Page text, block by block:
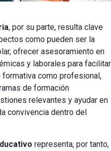
, por su parte, resulta clave
como pueden ser la
ofrecer asesoramiento en
y laborales para facilitar
como profesional,
de formación
relevantes y ayudar en
convivencia dentro del
representa, por tanto,